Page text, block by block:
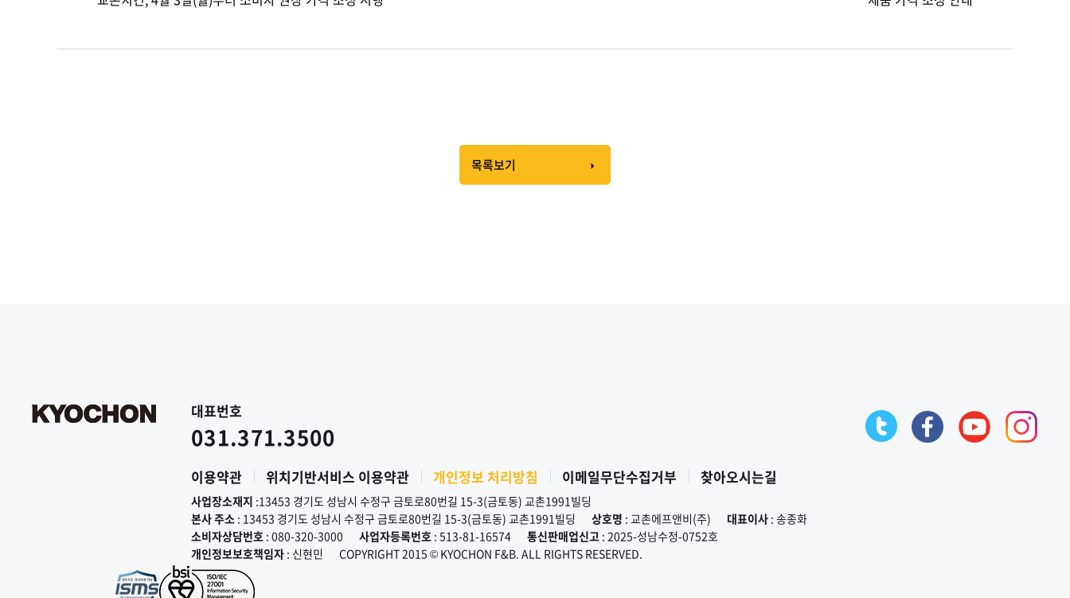
목록보기
대표번호
031.371.3500
이용약관 위치기반서비스 이용약관 개인정보 처리방침 이메일무단수집거부 찾아오시는길
사업장소재지 :13453 경기도 성남시 수정구 금토로80번길 15-3(금토동) 교촌1991빌딩
본사 주소 : 13453 경기도 성남시 수정구 금토로80번길 15-3(금토동) 교촌1991빌딩 상호명 : 교촌에프앤비(주) 대표이사 : 송종화
소비자상담번호 : 080-320-3000 사업자등록번호 : 513-81-16574 통신판매업신고 : 2025-성남수정-0752호
개인정보보호책임자 : 신현민 COPYRIGHT 2015 © KYOCHON F&B. ALL RIGHTS RESERVED.